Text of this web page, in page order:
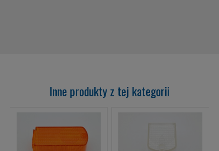
Inne produkty z tej kategorii